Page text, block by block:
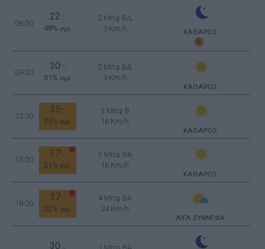
06:00
22
48% υγρ.
2 Μπφ ΒΔ
9 Km/h
ΚΑΘΑΡΟΣ
09:00
30
31% υγρ.
2 Μπφ ΒΔ
9 Km/h
ΚΑΘΑΡΟΣ
12:00
35
25% υγρ.
3 Μπφ B
16 Km/h
ΚΑΘΑΡΟΣ
15:00
37
21% υγρ.
3 Μπφ BA
16 Km/h
ΚΑΘΑΡΟΣ
18:00
37
22% υγρ.
4 Μπφ BA
24 Km/h
ΛΙΓΑ ΣΥΝΝΕΦΑ
30